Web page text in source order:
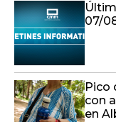
07/
Pico
con
en